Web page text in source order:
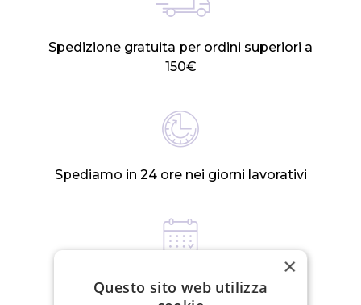
Spedizione gratuita per ordini superiori a
150€
Spediamo in 24 ore nei giorni lavorativi
Politica di reso di 30 giorni
×
Questo sito web utilizza